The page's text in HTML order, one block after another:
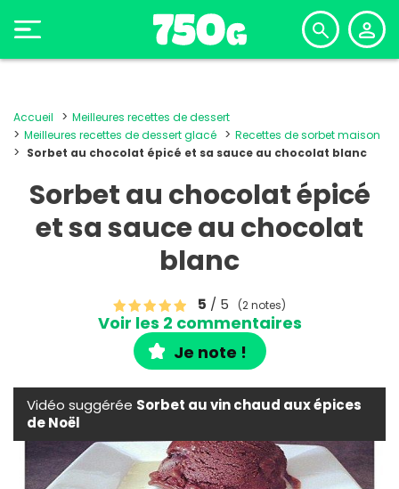
Accueil
Meilleures recettes de dessert
Meilleures recettes de dessert glacé
Recettes de sorbet maison
Sorbet au chocolat épicé et sa sauce au chocolat blanc
Sorbet au chocolat épicé
et sa sauce au chocolat
blanc
5 / 5 (2 notes)
Voir les 2 commentaires
Je note !
Vidéo suggérée Sorbet au vin chaud aux épices
de Noël